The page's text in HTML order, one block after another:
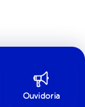
Ouvidoria